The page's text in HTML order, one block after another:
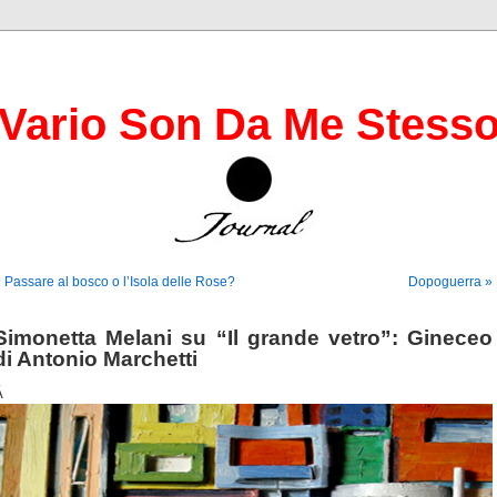
Son Da Me
Passare al bosco o l’Isola delle Rose? Dopoguerra »
Melani su “Il grande vetro”: Gineceo
Antonio Marchetti